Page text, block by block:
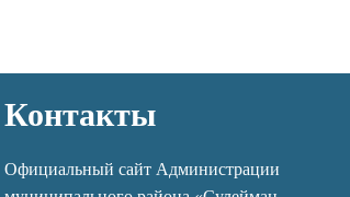
Контакты
Официальный сайт Администрации